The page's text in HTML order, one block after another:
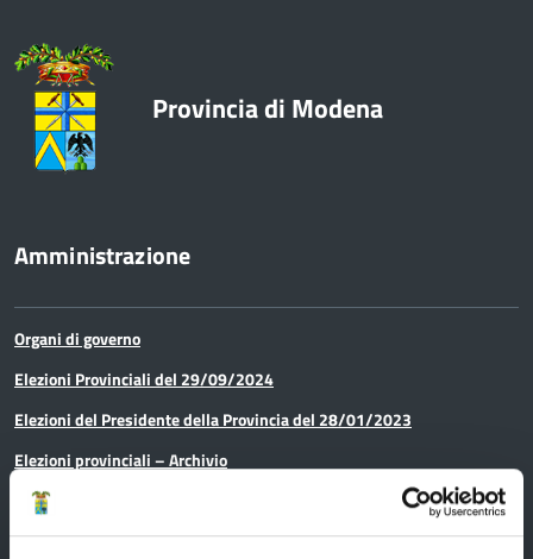
Provincia di Modena
Amministrazione
Organi di governo
Elezioni Provinciali del 29/09/2024
Elezioni del Presidente della Provincia del 28/01/2023
Elezioni provinciali – Archivio
Atti generali
Uffici e orari